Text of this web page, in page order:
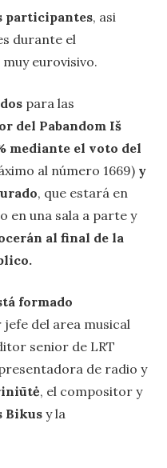
participantes, asi
durante el
eurovisivo.
para las
del Pabandom Iš
mediante el voto del
al número 1669) y
, que estará en
en una sala a parte y
al final de la
formado
del area musical
senior de LRT
de radio y
, el compositor y
Bikusy la